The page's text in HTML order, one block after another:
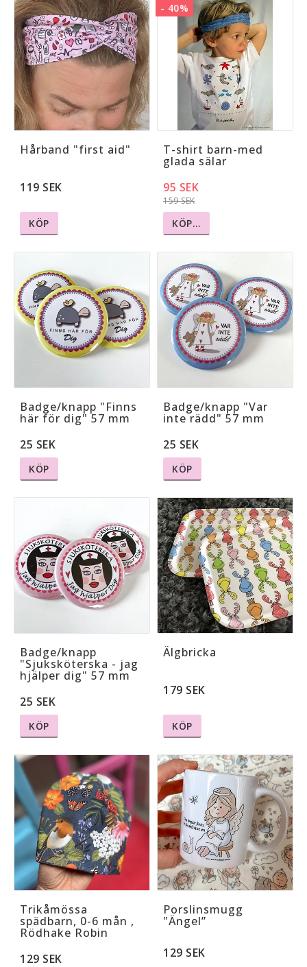
Hårband "first aid"
119 SEK
KÖP
- 40%
T-shirt barn-med
glada sälar
159 SEK
95 SEK
KÖP…
Badge/knapp "Finns
här för dig" 57 mm
25 SEK
KÖP
Badge/knapp "Var
inte rädd" 57 mm
25 SEK
KÖP
Badge/knapp
"Sjuksköterska - jag
hjälper dig" 57 mm
25 SEK
KÖP
Älgbricka
179 SEK
KÖP
Trikåmössa
spädbarn, 0-6 mån ,
Rödhake Robin
129 SEK
Porslinsmugg
"Ängel”
129 SEK